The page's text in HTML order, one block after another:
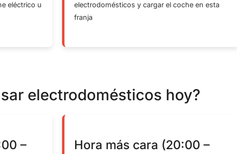
eléctrico u
electrodomésticos y cargar el coche en esta
franja
electrodomésticos hoy?
–
Hora más cara (20:00 –